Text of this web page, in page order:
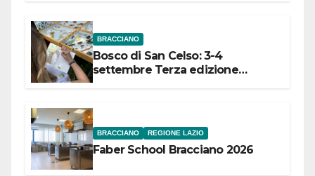
BRACCIANO
Bosco di San Celso: 3-4
settembre Terza edizione
BRACCIANO REGIONE LAZIO
Faber School Bracciano 2026